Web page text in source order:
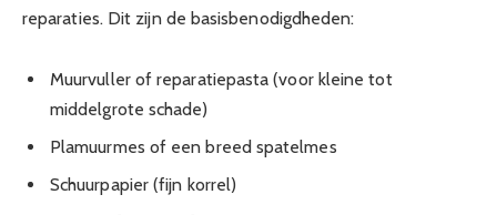
reparaties. Dit zijn de basisbenodigdheden:
Muurvuller of reparatiepasta (voor kleine tot
middelgrote schade)
Plamuurmes of een breed spatelmes
Schuurpapier (fijn korrel)